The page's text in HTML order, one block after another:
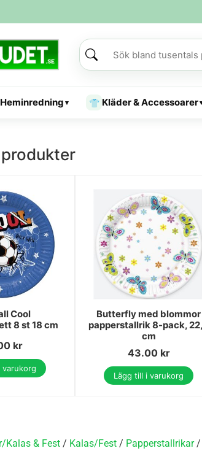
Heminredning ▾ 👕 Kläder & Accessoarer
Cool
8 st 18 cm
kr
varukorg
Butterfly med blommor
papperstallrik 8-pack,
cm
43.00 kr
Lägg till i varukorg
Kalas & Fest / Kalas/Fest / Papperstallrikar/